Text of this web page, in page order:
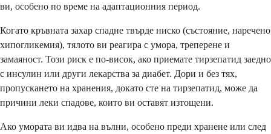
ви, особено по време на адаптационния период.
Когато кръвната захар спадне твърде ниско (състояние, наречено
хипогликемия), тялото ви реагира с умора, треперене и
замаяност. Този риск е по-висок, ако приемате тирзепатид заедно
с инсулин или други лекарства за диабет. Дори и без тях,
пропускането на хранения, докато сте на тирзепатид, може да
причини леки спадове, които ви оставят изтощени.
Ако умората ви идва на вълни, особено преди хранене или след